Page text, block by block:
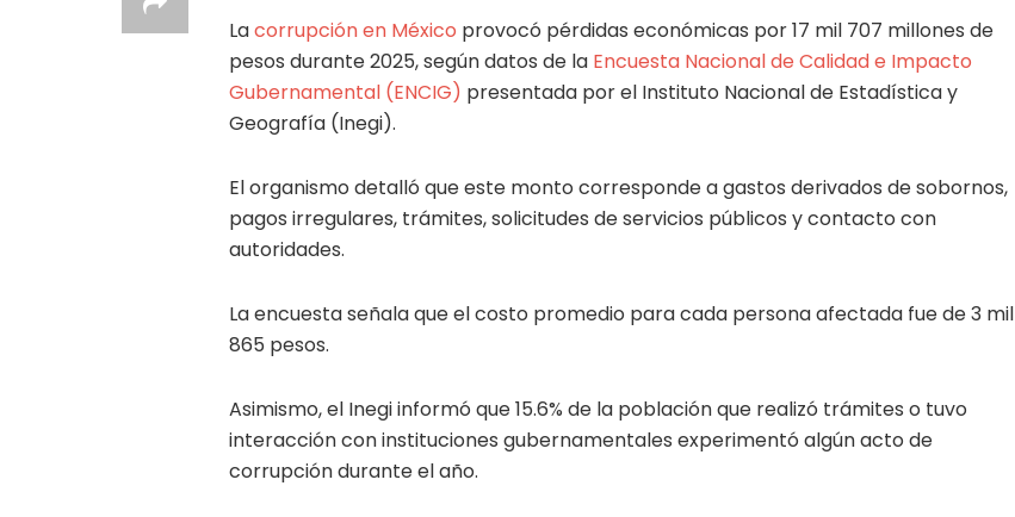
Lacorrupción en México provocó pérdidas económicas por 17 mil 707 millones de
pesos durante 2025, según datos de la Encuesta Nacional de Calidad e Impacto
Gubernamental (ENCIG) presentada por el Instituto Nacional de Estadística y
Geografía (Inegi).
El organismo detalló que este monto corresponde a gastos derivados de sobornos,
pagos irregulares, trámites, solicitudes de servicios públicos y contacto con
autoridades.
La encuesta señala que el costo promedio para cada persona afectada fue de 3 mil
865 pesos.
Asimismo, el Inegi informó que 15.6% de la población que realizó trámites o tuvo
interacción con instituciones gubernamentales experimentó algún acto de
corrupción durante el año.